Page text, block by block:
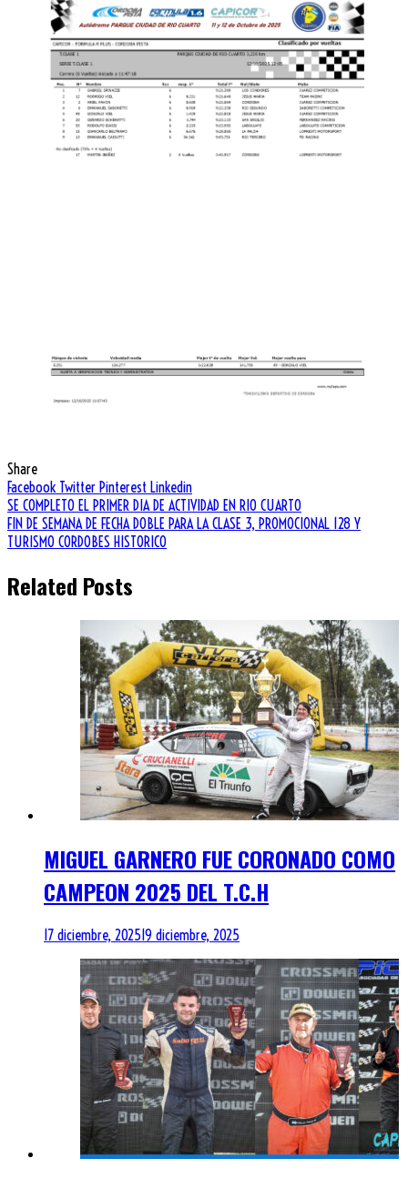
Share
Facebook Twitter Pinterest Linkedin
Navegación
de
entradas
SE COMPLETO EL PRIMER DIA DE ACTIVIDAD EN RIO CUARTO
FIN DE SEMANA DE FECHA DOBLE PARA LA CLASE 3, PROMOCIONAL 128 Y
TURISMO CORDOBES HISTORICO
Related Posts
MIGUEL GARNERO FUE CORONADO COMO
CAMPEON 2025 DEL T.C.H
17 diciembre, 202519 diciembre, 2025